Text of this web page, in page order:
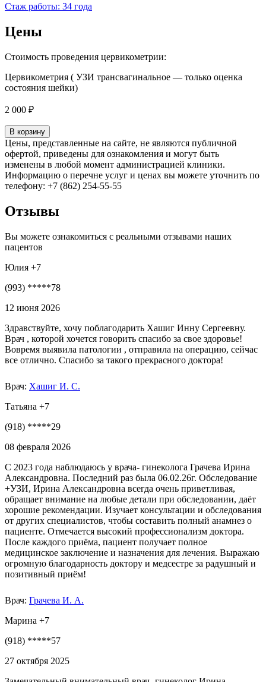
Стаж работы: 34 года
Цены
Стоимость проведения цервикометрии:
Цервикометрия ( УЗИ трансвагинальное — только оценка
состояния шейки)
2 000 ₽
В корзину
Цены, представленные на сайте, не являются публичной
офертой, приведены для ознакомления и могут быть
изменены в любой момент администрацией клиники.
Информацию о перечне услуг и ценах вы можете уточнить по
телефону: +7 (862) 254-55-55
Отзывы
Вы можете ознакомиться с реальными отзывами наших
пацентов
Юлия +7
(993) *****78
12 июня 2026
Здравствуйте, хочу поблагодарить Хашиг Инну Сергеевну.
Врач , которой хочется говорить спасибо за свое здоровье!
Вовремя выявила патологии , отправила на операцию, сейчас
все отлично. Спасибо за такого прекрасного доктора!
Врач: Хашиг И. С.
Татьяна +7
(918) *****29
08 февраля 2026
С 2023 года наблюдаюсь у врача- гинеколога Грачева Ирина
Александровна. Последний раз была 06.02.26г. Обследование
+УЗИ, Ирина Александровна всегда очень приветливая,
обращает внимание на любые детали при обследовании, даёт
хорошие рекомендации. Изучает консультации и обследования
от других специалистов, чтобы составить полный анамнез о
пациенте. Отмечается высокий профессионализм доктора.
После каждого приёма, пациент получает полное
медицинское заключение и назначения для лечения. Выражаю
огромную благодарность доктору и медсестре за радушный и
позитивный приём!
Врач: Грачева И. А.
Марина +7
(918) *****57
27 октября 2025